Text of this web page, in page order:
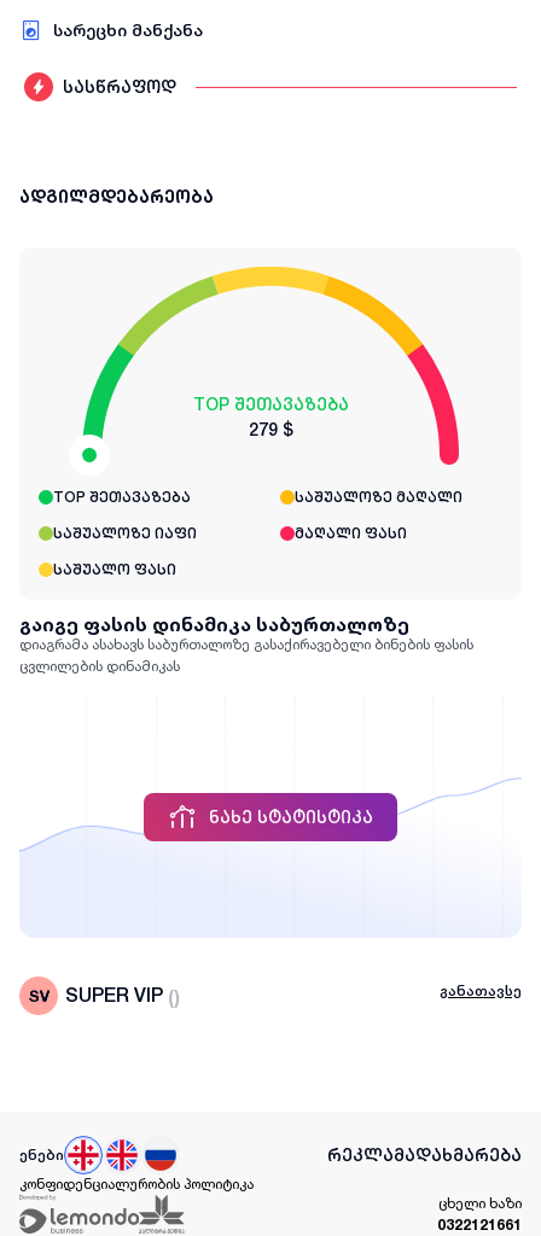
სარეცხი მანქანა
სასწრაფოდ
ადგილმდებარეობა
TOP შეთავაზება
279 $
TOP შეთავაზება საშუალოზე მაღალი
საშუალოზე იაფი მაღალი ფასი
საშუალო ფასი
გაიგე ფასის დინამიკა საბურთალოზე
დიაგრამა ასახავს საბურთალოზე გასაქირავებელი ბინების ფასის
ცვლილების დინამიკას
ᲜᲐᲮᲔ ᲡᲢᲐᲢᲘᲡᲢᲘᲙᲐ
SUPER VIP () განათავსე
ენები რეკლამადახმარება
კონფიდენციალურობის პოლიტიკა
ცხელი ხაზი
0322121661